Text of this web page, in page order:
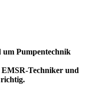
Pumpentechnik
EMSR-Techniker und
richtig.